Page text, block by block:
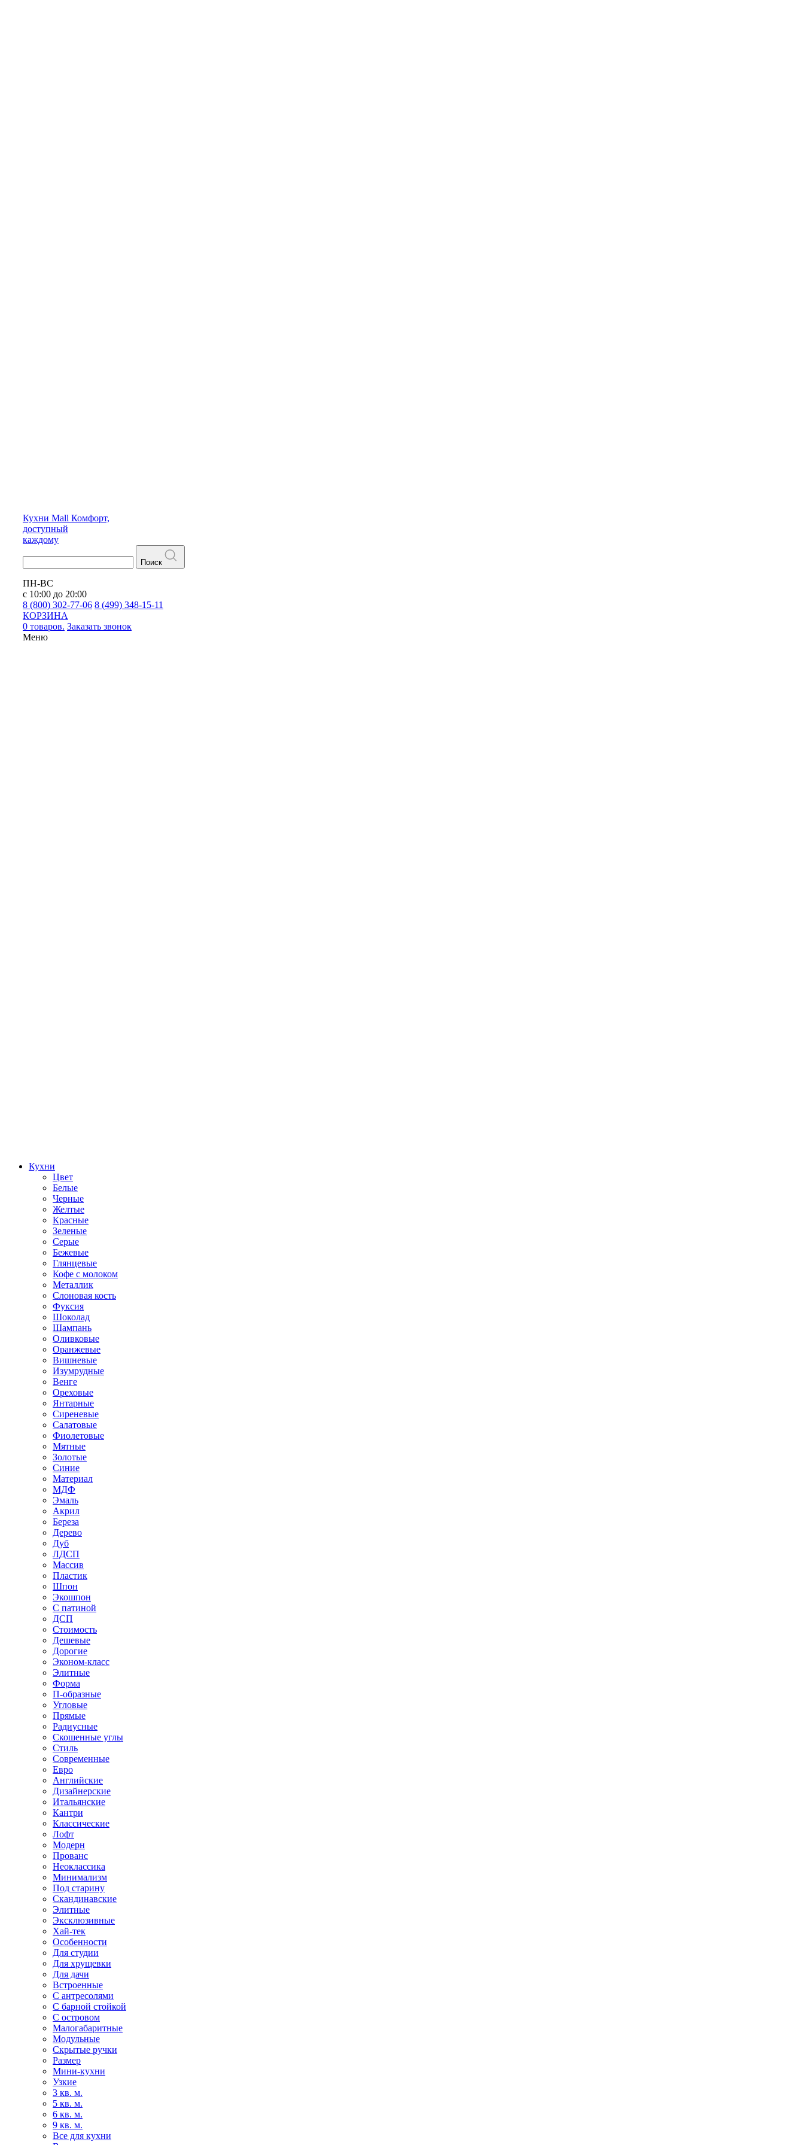
Кухни Mall Комфорт,
доступный
каждому
Поиск
ПН-ВС
с 10:00 до 20:00
8 (800) 302-77-06 8 (499) 348-15-11
КОРЗИНА
0 товаров. Заказать звонок
Меню
Кухни
Цвет
Белые
Черные
Желтые
Красные
Зеленые
Серые
Бежевые
Глянцевые
Кофе с молоком
Металлик
Слоновая кость
Фуксия
Шоколад
Шампань
Оливковые
Оранжевые
Вишневые
Изумрудные
Венге
Ореховые
Янтарные
Сиреневые
Салатовые
Фиолетовые
Мятные
Золотые
Синие
Материал
МДФ
Эмаль
Акрил
Береза
Дерево
Дуб
ЛДСП
Массив
Пластик
Шпон
Экошпон
С патиной
ДСП
Стоимость
Дешевые
Дорогие
Эконом-класс
Элитные
Форма
П-образные
Угловые
Прямые
Радиусные
Скошенные углы
Стиль
Современные
Евро
Английские
Дизайнерские
Итальянские
Кантри
Классические
Лофт
Модерн
Прованс
Неоклассика
Минимализм
Под старину
Скандинавские
Элитные
Эксклюзивные
Хай-тек
Особенности
Для студии
Для хрущевки
Для дачи
Встроенные
С антресолями
С барной стойкой
С островом
Малогабаритные
Модульные
Скрытые ручки
Размер
Мини-кухни
Узкие
3 кв. м.
5 кв. м.
6 кв. м.
9 кв. м.
Все для кухни